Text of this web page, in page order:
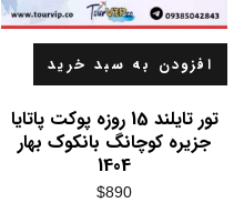
افزودن به سبد خرید
تور تایلند 15 روزه پوکت پاتایا
جزیره کوچانگ بانکوک بهار
1404
$890